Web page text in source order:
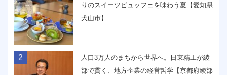
りのスイーツビュッフェを味わう夏【愛知県
犬山市】
2
人口3万人のまちから世界へ。日東精工が綾
部で貫く、地方企業の経営哲学【京都府綾部